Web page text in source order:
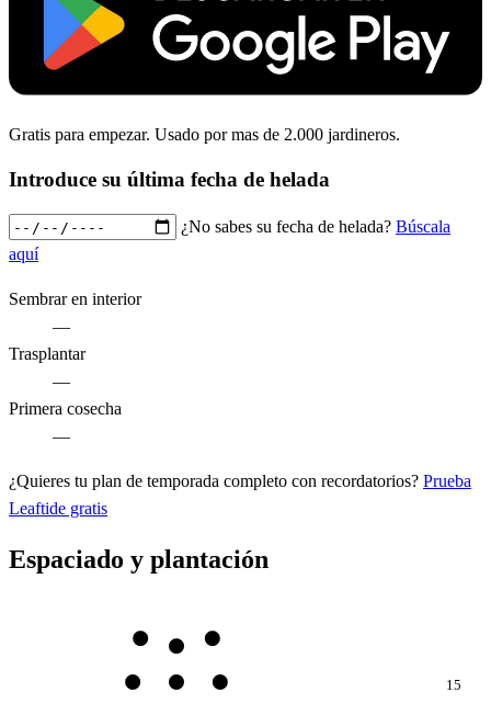
Gratis para empezar. Usado por mas de 2.000 jardineros.
Introduce su última fecha de helada
¿No sabes su fecha de helada? Búscala
aquí
Sembrar en interior
—
Trasplantar
—
Primera cosecha
—
¿Quieres tu plan de temporada completo con recordatorios? Prueba
Leaftide gratis
Espaciado y plantación
15